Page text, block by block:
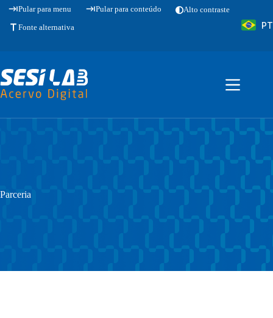
PularPular para menu Pular para conteúdo
Alto contraste
Fonte alternativa
PT
Parceria